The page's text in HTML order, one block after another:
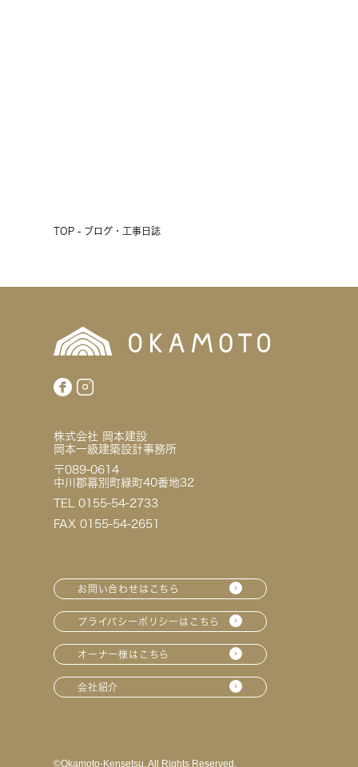
TOP - ブログ・工事日誌
株式会社 岡本建設
岡本一級建築設計事務所
〒089-0614
中川郡幕別町緑町40番地32
TEL 0155-54-2733
FAX 0155-54-2651
お問い合わせはこちら
プライバシーポリシーはこちら
オーナー様はこちら
会社紹介
©︎Okamoto-Kensetsu. All Rights Reserved.